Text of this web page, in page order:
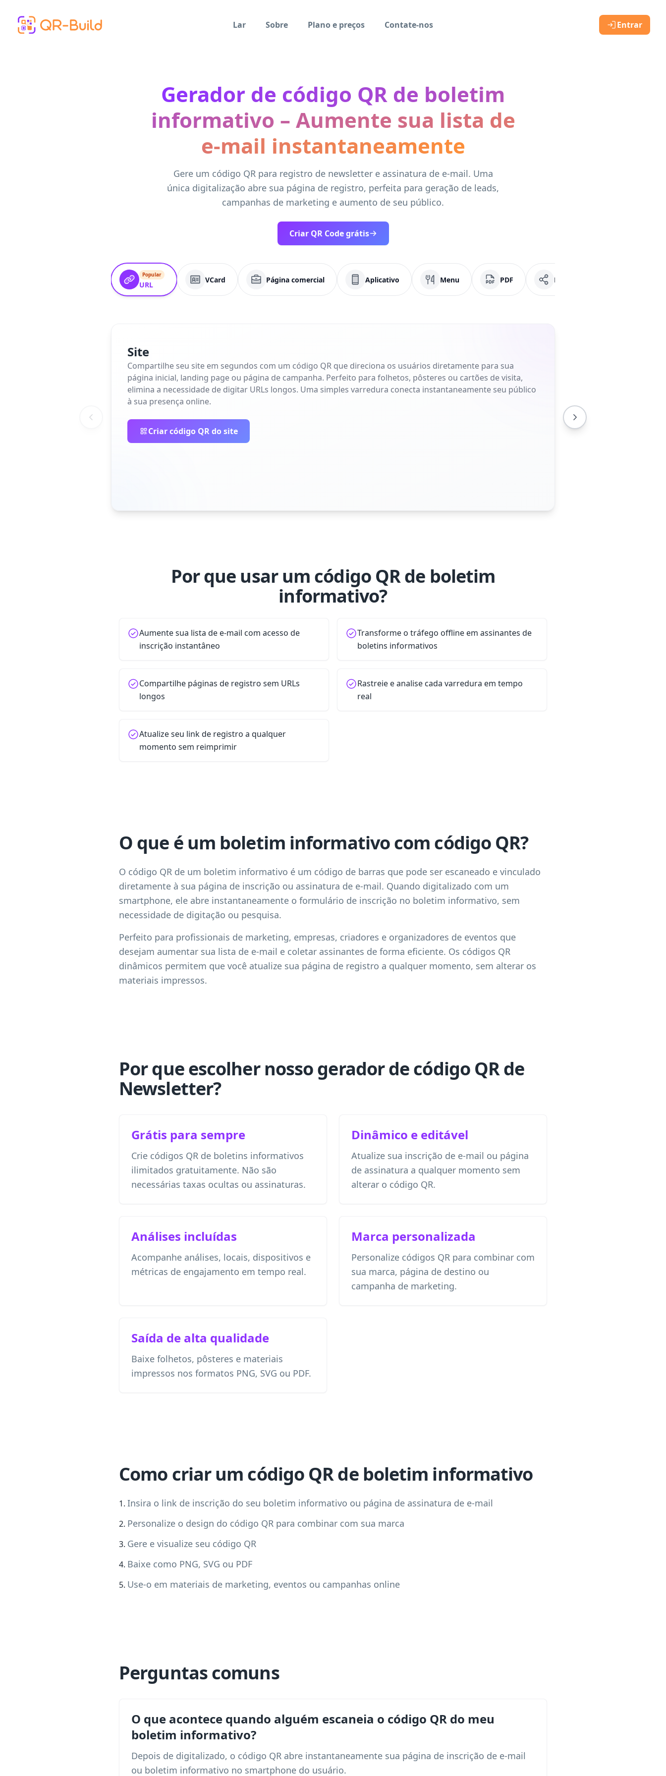
Lar
Sobre Plano e preços Contate-nos Entrar
Gerador de código QR de boletim
informativo – Aumente sua lista de
e-mail instantaneamente
Gere um código QR para registro de newsletter e assinatura de e-mail. Uma
única digitalização abre sua página de registro, perfeita para geração de leads,
campanhas de marketing e aumento de seu público.
Criar QR Code grátis
Popular
URL
VCard Página comercial Aplicativo Menu PDF Mídias Sociais
Site
Compartilhe seu site em segundos com um código QR que direciona os usuários diretamente para sua
página inicial, landing page ou página de campanha. Perfeito para folhetos, pôsteres ou cartões de visita,
elimina a necessidade de digitar URLs longos. Uma simples varredura conecta instantaneamente seu público
à sua presença online.
Criar código QR do site
Por que usar um código QR de boletim
informativo?
Aumente sua lista de e-mail com acesso de
inscrição instantâneo
Transforme o tráfego offline em assinantes de
boletins informativos
Compartilhe páginas de registro sem URLs
longos
Rastreie e analise cada varredura em tempo
real
Atualize seu link de registro a qualquer
momento sem reimprimir
O que é um boletim informativo com código QR?
O código QR de um boletim informativo é um código de barras que pode ser escaneado e vinculado
diretamente à sua página de inscrição ou assinatura de e-mail. Quando digitalizado com um
smartphone, ele abre instantaneamente o formulário de inscrição no boletim informativo, sem
necessidade de digitação ou pesquisa.
Perfeito para profissionais de marketing, empresas, criadores e organizadores de eventos que
desejam aumentar sua lista de e-mail e coletar assinantes de forma eficiente. Os códigos QR
dinâmicos permitem que você atualize sua página de registro a qualquer momento, sem alterar os
materiais impressos.
Por que escolher nosso gerador de código QR de
Newsletter?
Grátis para sempre
Crie códigos QR de boletins informativos
ilimitados gratuitamente. Não são
necessárias taxas ocultas ou assinaturas.
Dinâmico e editável
Atualize sua inscrição de e-mail ou página
de assinatura a qualquer momento sem
alterar o código QR.
Análises incluídas
Acompanhe análises, locais, dispositivos e
métricas de engajamento em tempo real.
Marca personalizada
Personalize códigos QR para combinar com
sua marca, página de destino ou
campanha de marketing.
Saída de alta qualidade
Baixe folhetos, pôsteres e materiais
impressos nos formatos PNG, SVG ou PDF.
Como criar um código QR de boletim informativo
Insira o link de inscrição do seu boletim informativo ou página de assinatura de e-mail
Personalize o design do código QR para combinar com sua marca
Gere e visualize seu código QR
Baixe como PNG, SVG ou PDF
Use-o em materiais de marketing, eventos ou campanhas online
Perguntas comuns
O que acontece quando alguém escaneia o código QR do meu
boletim informativo?
Depois de digitalizado, o código QR abre instantaneamente sua página de inscrição de e-mail
ou boletim informativo no smartphone do usuário.